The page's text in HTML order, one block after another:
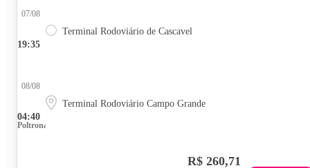
19:35
07/08
Terminal Rodoviário de Cascavel
04:40
08/08
Terminal Rodoviário Campo Grande
Poltrona
R$ 260,71